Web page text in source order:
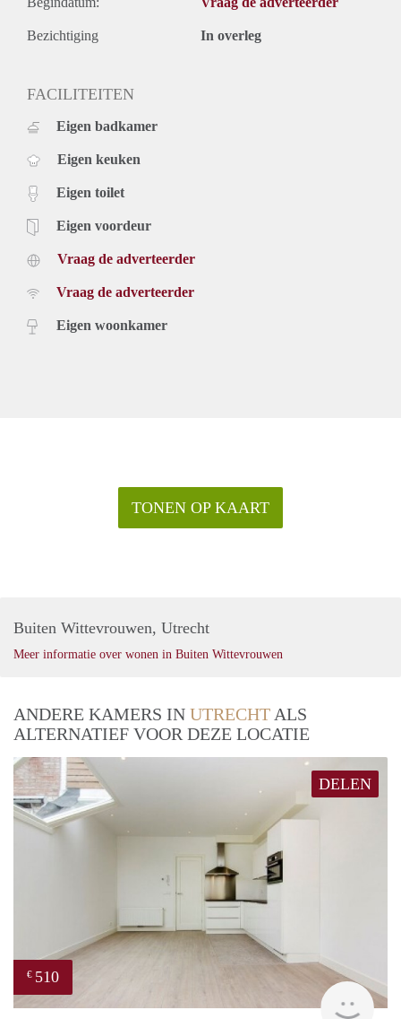
Bezichtiging In overleg
FACILITEITEN
Eigen badkamer
Eigen keuken
Eigen toilet
Eigen voordeur
Vraag de adverteerder
Vraag de adverteerder
Eigen woonkamer
TONEN OP KAART
Buiten Wittevrouwen, Utrecht
Meer informatie over wonen in Buiten Wittevrouwen
ANDERE KAMERS IN UTRECHT ALS
ALTERNATIEF VOOR DEZE LOCATIE
DELEN
€ 510